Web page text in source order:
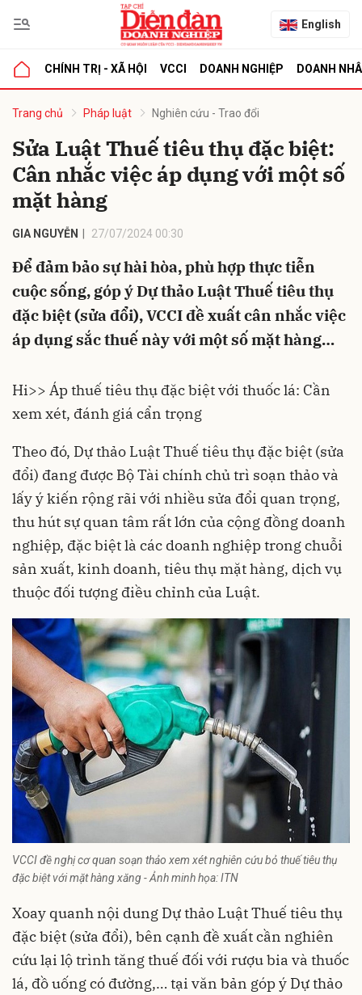
English
CHÍNH TRỊ - XÃ HỘI VCCI DOANH NGHIỆP DOANH
Trang chủ Pháp luật Nghiên cứu - Trao đổi
Sửa Luật Thuế tiêu thụ đặc biệt:
Cân nhắc việc áp dụng với một số
mặt hàng
GIA NGUYỄN 27/07/2024 00:30
Để đảm bảo sự hài hòa, phù hợp thực tiễn
cuộc sống, góp ý Dự thảo Luật Thuế tiêu thụ
đặc biệt (sửa đổi), VCCI đề xuất cân nhắc việc
áp dụng sắc thuế này với một số mặt hàng…
Hi>> Áp thuế tiêu thụ đặc biệt với thuốc lá: Cần
xem xét, đánh giá cẩn trọng
Theo đó, Dự thảo LuậtThuế tiêu thụ đặc biệt (sửa
đổi) đang được Bộ Tài chínhchủ trì soạn thảo và
lấy ý kiến rộng rãi với nhiều sửa đổi quan trọng,
thu hút sự quan tâm rất lớn của cộng đồng doanh
nghiệp, đặc biệt là các doanh nghiệp trong chuỗi
sản xuất, kinh doanh, tiêu thụ mặt hàng, dịch vụ
thuộc đối tượng điều chỉnh của Luật.
VCCI đề nghị cơ quan soạn thảo xem xét nghiên cứu bỏ thuế tiêu thụ
đặc biệt với mặt hàng xăng - Ảnh minh họa: ITN
Xoay quanh nội dung Dự thảo Luật Thuế tiêu thụ
đặc biệt (sửa đổi), bên cạnh đề xuất cần nghiên
cứu lại lộ trình tăng thuế đối với rượu bia và thuốc
lá, đồ uống có đường,… tại văn bản góp ý Dự thảo
luận
Hủy